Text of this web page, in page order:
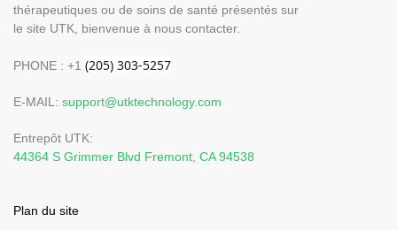
thérapeutiques ou de soins de santé présentés sur
le site UTK, bienvenue à nous contacter.
PHONE : +1
E-MAIL: support@utktechnology.com
Entrepôt UTK:
44364 S Grimmer Blvd Fremont, CA 94538
Plan du site